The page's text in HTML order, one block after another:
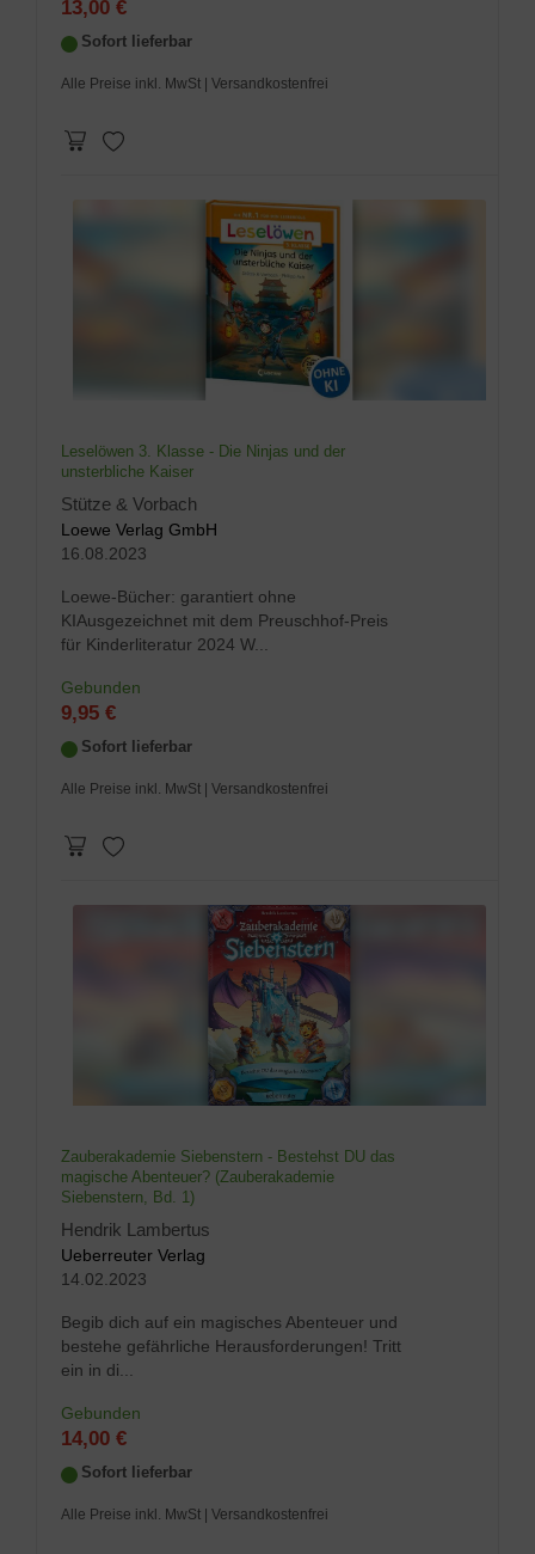
13,00 €
Sofort lieferbar
Alle Preise inkl. MwSt | Versandkostenfrei
Leselöwen 3. Klasse - Die Ninjas und der
unsterbliche Kaiser
Stütze & Vorbach
Loewe Verlag GmbH
16.08.2023
Loewe-Bücher: garantiert ohne
KIAusgezeichnet mit dem Preuschhof-Preis
für Kinderliteratur 2024 W...
Gebunden
9,95 €
Sofort lieferbar
Alle Preise inkl. MwSt | Versandkostenfrei
Zauberakademie Siebenstern - Bestehst DU das
magische Abenteuer? (Zauberakademie
Siebenstern, Bd. 1)
Hendrik Lambertus
Ueberreuter Verlag
14.02.2023
Begib dich auf ein magisches Abenteuer und
bestehe gefährliche Herausforderungen! Tritt
ein in di...
Gebunden
14,00 €
Sofort lieferbar
Alle Preise inkl. MwSt | Versandkostenfrei